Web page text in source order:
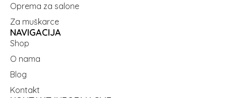
Oprema za salone
Za muškarce
NAVIGACIJA
Shop
O nama
Blog
Kontakt